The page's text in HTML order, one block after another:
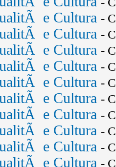
e Cultura -
e Cultura -
e Cultura -
e Cultura -
e Cultura -
e Cultura -
e Cultura -
e Cultura -
e Cultura -
e Cultura -